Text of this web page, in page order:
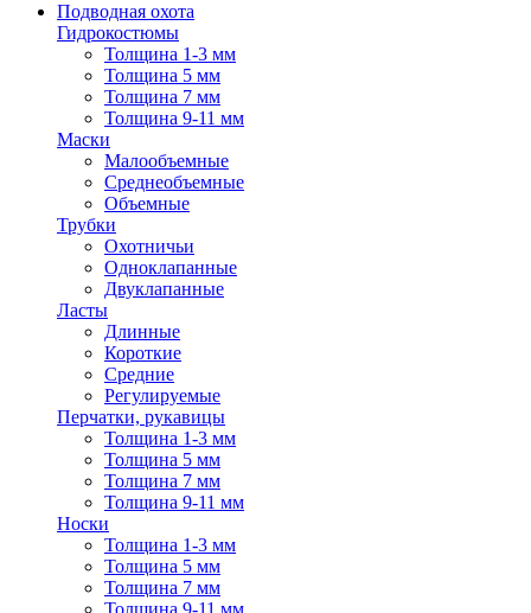
Подводная охота
Гидрокостюмы
Толщина 1-3 мм
Толщина 5 мм
Толщина 7 мм
Толщина 9-11 мм
Маски
Малообъемные
Среднеобъемные
Объемные
Трубки
Охотничьи
Одноклапанные
Двуклапанные
Ласты
Длинные
Короткие
Средние
Регулируемые
Перчатки, рукавицы
Толщина 1-3 мм
Толщина 5 мм
Толщина 7 мм
Толщина 9-11 мм
Носки
Толщина 1-3 мм
Толщина 5 мм
Толщина 7 мм
Толщина 9-11 мм